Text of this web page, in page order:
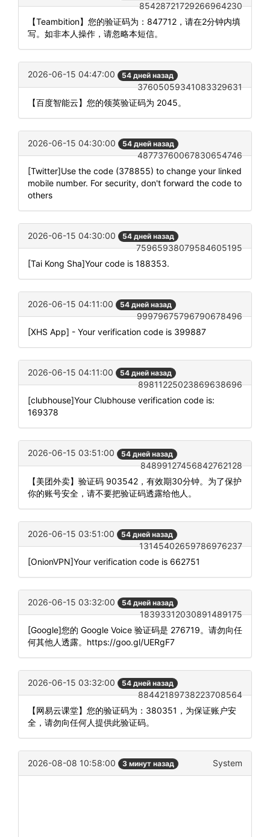
85428721729266964230
【Teambition】您的验证码为：847712，请在2分钟内填
写。如非本人操作，请忽略本短信。
2026-06-15 04:47:00 54 дней назад
37605059341083329631
【百度智能云】您的领英验证码为 2045。
2026-06-15 04:30:00 54 дней назад
48773760067830654746
[Twitter]Use the code (378855) to change your linked
mobile number. For security, don't forward the code to
others
2026-06-15 04:30:00 54 дней назад
75965938079584605195
[Tai Kong Sha]Your code is 188353.
2026-06-15 04:11:00 54 дней назад
99979675796790678496
[XHS App] - Your verification code is 399887
2026-06-15 04:11:00 54 дней назад
89811225023869638696
[clubhouse]Your Clubhouse verification code is:
169378
2026-06-15 03:51:00 54 дней назад
84899127456842762128
【美团外卖】验证码 903542，有效期30分钟。为了保护
你的账号安全，请不要把验证码透露给他人。
2026-06-15 03:51:00 54 дней назад
13145402659786976237
[OnionVPN]Your verification code is 662751
2026-06-15 03:32:00 54 дней назад
18393312030891489175
[Google]您的 Google Voice 验证码是 276719。请勿向任
何其他人透露。https://goo.gl/UERgF7
2026-06-15 03:32:00 54 дней назад
88442189738223708564
【网易云课堂】您的验证码为：380351，为保证账户安
全，请勿向任何人提供此验证码。
2026-08-08 10:58:00 3 минут назад System